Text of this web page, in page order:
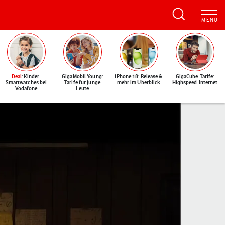
Deal: Kinder-
Smartwatches bei
Vodafone
GigaMobil Young:
Tarife für junge
Leute
iPhone 18: Release &
mehr im Überblick
GigaCube-Tarife:
Highspeed-Internet